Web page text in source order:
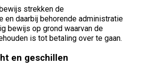
strekken de
en daarbij behorende administratie
bewijs op grond waarvan de
is tot betaling over te gaan.
en geschillen